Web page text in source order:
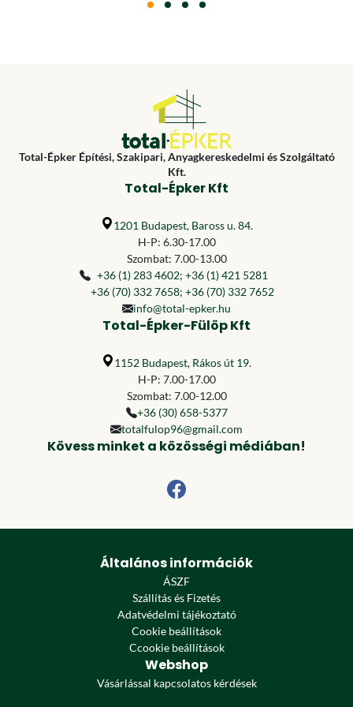
Total-Épker Építési, Szakipari, Anyagkereskedelmi és Szolgáltató
Kft.
Total-Épker Kft
1201 Budapest, Baross u. 84.
H-P: 6.30-17.00
Szombat: 7.00-13.00
+36 (1) 283 4602; +36 (1) 421 5281
+36 (70) 332 7658; +36 (70) 332 7652
info@total-epker.hu
Total-Épker-Fülöp Kft
1152 Budapest, Rákos út 19.
H-P: 7.00-17.00
Szombat: 7.00-12.00
+36 (30) 658-5377
totalfulop96@gmail.com
Kövess minket a közösségi médiában!
Általános információk
ÁSZF
Szállítás és Fizetés
Adatvédelmi tájékoztató
Cookie beállítások
Ccookie beállítások
Webshop
Vásárlással kapcsolatos kérdések